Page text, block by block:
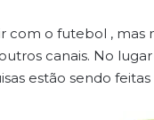
com o futebol , mas
canais. No
estão sendo